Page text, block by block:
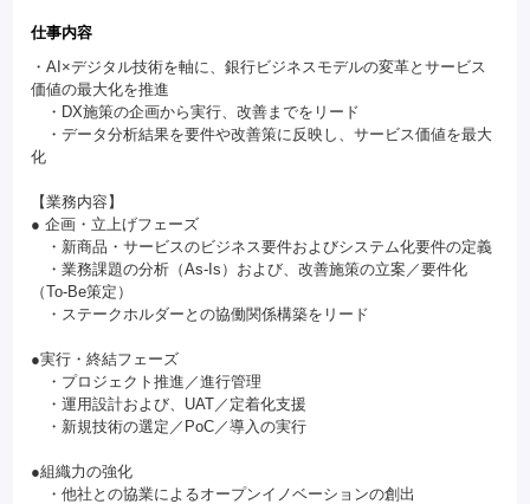
仕事内容
・AI×デジタル技術を軸に、銀行ビジネスモデルの変革とサービス
価値の最大化を推進
・DX施策の企画から実行、改善までをリード
・データ分析結果を要件や改善策に反映し、サービス価値を最大
化
【業務内容】
● 企画・立上げフェーズ
・新商品・サービスのビジネス要件およびシステム化要件の定義
・業務課題の分析（As-Is）および、改善施策の立案／要件化
（To-Be策定）
・ステークホルダーとの協働関係構築をリード
●実行・終結フェーズ
・プロジェクト推進／進行管理
・運用設計および、UAT／定着化支援
・新規技術の選定／PoC／導入の実行
●組織力の強化
・他社との協業によるオープンイノベーションの創出